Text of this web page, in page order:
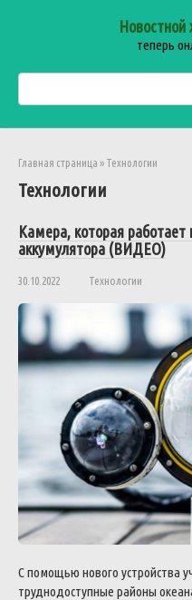
Новостной
теперь
Главная страница » Технологии
Технологии
Камера, которая
аккумулятора (ВИДЕО)
30.10.2022 Технологии
С помощью нового устройства
труднодоступные районы